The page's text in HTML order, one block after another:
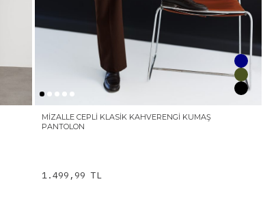
MIZALLE CEPLI KLASIK KAHVERENGI KUMAŞ
PANTOLON
1.499,99 TL